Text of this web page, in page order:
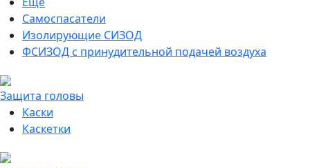
Самоспасатели
Изолирующие СИЗОД
ФСИЗОД с принудительной подачей воздуха
Защита головы
Каски
Каскетки